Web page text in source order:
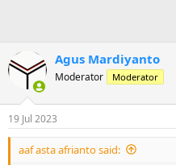
t
a
r
e
r
e
Agus Mardiyanto
Moderator Moderator
19 Jul 2023
aaf asta afrianto said: